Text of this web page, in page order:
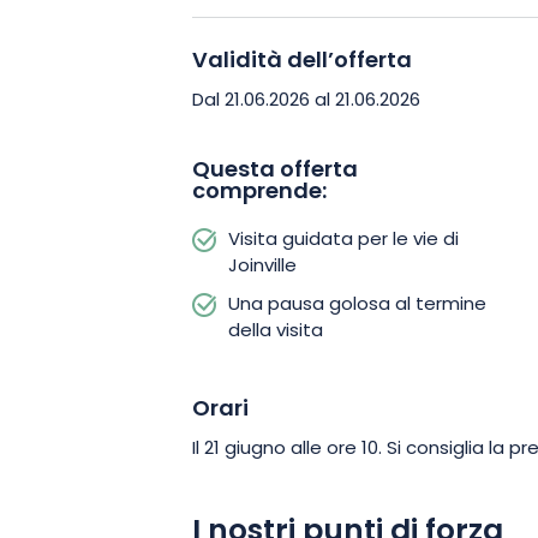
patrimonio locale. Potrete godervi un
ritmo piacevole, punteggiato da
si conclude con una pausa
Lasciatevi sedurre da questa
prenotate il vostro posto per una
patrimonio e dolcezza di vivere.
Validità dell’offerta
Dal 21.06.2026 al 21.06.2026
Questa offerta
comprende:
Visita guidata per le vie di
Joinville
Una pausa golosa al termine
della visita
Orari
Il 21 giugno alle ore 10. Si consiglia la